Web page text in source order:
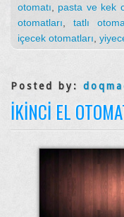
otomatı
pasta ve kek
otomatları ,tatlı
içecek otomatları
Posted by:
İKINCI EL